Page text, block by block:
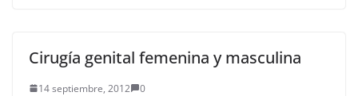
Cirugía genital femenina y masculina
14 septiembre, 2012 0